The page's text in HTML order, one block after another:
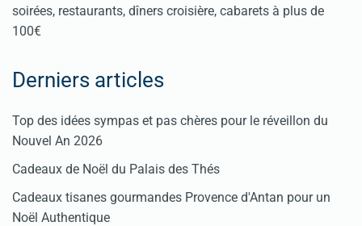
soirées, restaurants, dîners croisière, cabarets à plus de
100€
Derniers articles
Top des idées sympas et pas chères pour le réveillon du
Nouvel An 2026
Cadeaux de Noël du Palais des Thés
Cadeaux tisanes gourmandes Provence d'Antan pour un
Noël Authentique